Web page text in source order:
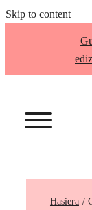
Skip to content
Hasiera